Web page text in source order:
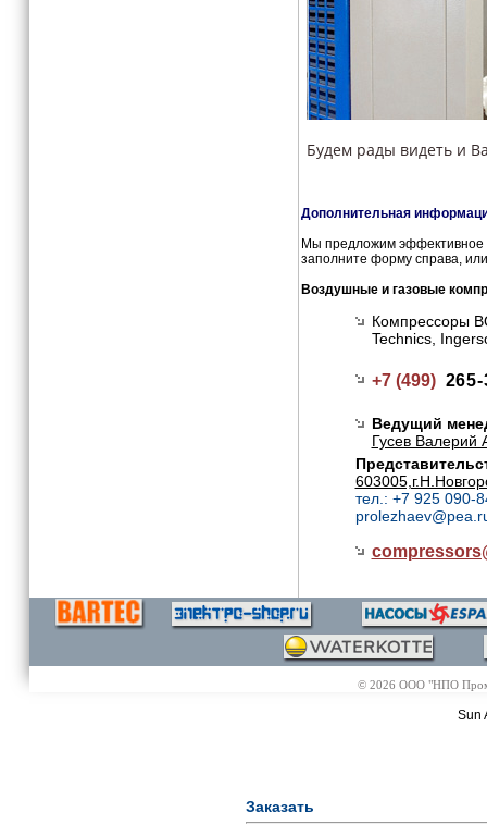
Будем рады видеть и
Дополнительная
Мы предложим эффективное
заполните форму справа,
Воздушные и газовые
Компрессоры
Technics,
+7 (499)
Ведущий
Гусев Валерий
тел.: +7 925 090-
© 2026 ООО "НПО
Sun
Заказать